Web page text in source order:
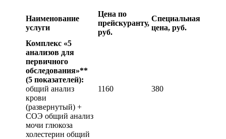
Наименование
услуги
Цена по
прейскуранту,
руб.
Специальная
цена, руб.
Комплекс «5
анализов для
первичного
обследования»**
(5 показателей):
общий анализ
крови
(развернутый) +
СОЭ общий анализ
мочи глюкоза
холестерин общий
1160 380